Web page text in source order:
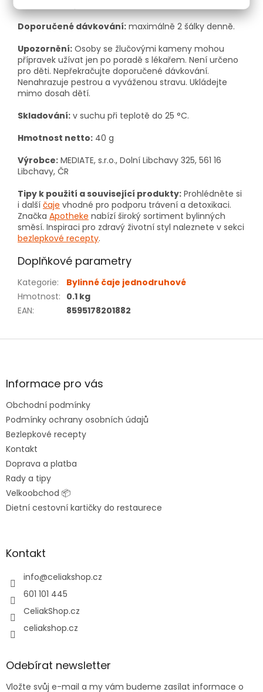
Doporučené dávkování: maximálně 2 šálky denně.
Upozornění: Osoby se žlučovými kameny mohou
přípravek užívat jen po poradě s lékařem. Není určeno
pro děti. Nepřekračujte doporučené dávkování.
Nenahrazuje pestrou a vyváženou stravu. Ukládejte
mimo dosah dětí.
Skladování: v suchu při teplotě do 25 °C.
Hmotnost netto: 40 g
Výrobce: MEDIATE, s.r.o., Dolní Libchavy 325, 561 16
Libchavy, ČR
Tipy k použití a související produkty: Prohlédněte si
i další čaje vhodné pro podporu trávení a detoxikaci.
Značka Apotheke nabízí široký sortiment bylinných
směsí. Inspiraci pro zdravý životní styl naleznete v sekci
bezlepkové recepty.
Doplňkové parametry
Kategorie:
Bylinné čaje jednodruhové
Hmotnost: 0.1 kg
EAN: 8595178201882
Z
aInformace pro vás
Obchodní podmínky
Podmínky ochrany osobních údajů
Bezlepkové recepty
Kontakt
Doprava a platba
Rady a tipy
Velkoobchod 📦
Dietní cestovní kartičky do restaurece
Kontakt
info@celiakshop.cz
601 101 445
CeliakShop.cz
celiakshop.cz
Odebírat newsletter
Vložte svůj e-mail a my vám budeme zasílat informace o